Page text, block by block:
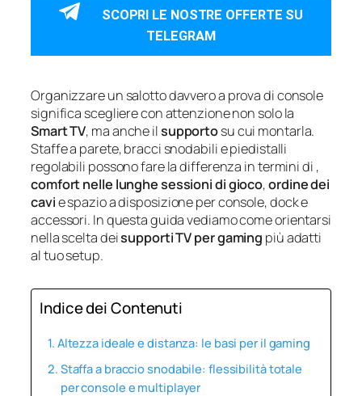
SCOPRI LE NOSTRE OFFERTE SU
TELEGRAM
Organizzare un salotto davvero a prova di console
significa scegliere con attenzione non solo la
Smart TV, ma anche ilsupportosu cui montarla.
Staffe a parete, bracci snodabili e piedistalli
regolabili possono fare la differenza in termini di ,
comfort nelle lunghe sessioni di gioco,ordine dei
cavie spazio a disposizione per console, dock e
accessori. In questa guida vediamo come orientarsi
nella scelta deisupporti TV per gaming più adatti
al tuo setup.
Indice dei Contenuti
Altezza ideale e distanza: le basi per il gaming
Staffa a braccio snodabile: flessibilità totale
per console e multiplayer